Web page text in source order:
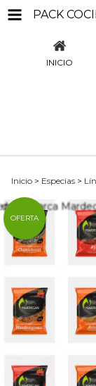
PACK
INICIO
Inicio > Especias >
OFERTA